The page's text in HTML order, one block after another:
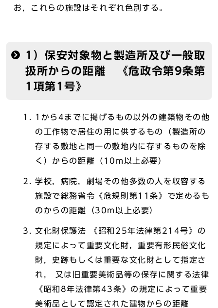
お，これらの施設はそれぞれ色別する。
1）保安対象物と製造所及び一般取
扱所からの距離 《危政令第9条第
1項第1号》
1から4までに掲げるもの以外の建築物その他
の工作物で居住の用に供するもの（製造所の
存する敷地と同一の敷地内に存するものを除
く）からの距離（10m以上必要）
学校，病院，劇場その他多数の人を収容する
施設で総務省令《危規則第11条》で定めるも
のからの距離（30m以上必要）
文化財保護法 《昭和25年法律第214号》の
規定によって重要文化財，重要有形民俗文化
財，史跡もしくは重要な文化財として指定さ
れ， 又は旧重要美術品等の保存に関する法律
《昭和8年法律第43条》の規定によって重要
美術品として認定された建物からの距離